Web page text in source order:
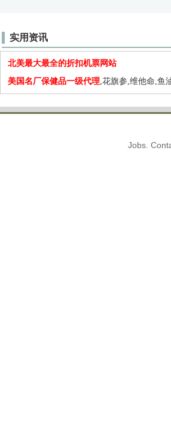
实用资讯
北美最大最全的折扣机票网站
美国名厂保健品一级代理,花旗参,维他命,鱼
Jobs.